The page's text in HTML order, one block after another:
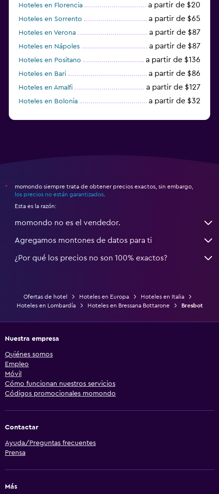
Hoteles en Florencia a partir de $20
Hoteles en Sorrento a partir de $65
Hoteles en Verona a partir de $87
Hoteles en Nápoles a partir de $87
Hoteles en Positano a partir de $136
Hoteles en Bari a partir de $86
Hoteles en Amalfi a partir de $127
Hoteles en Bolonia a partir de $32
*
momondo siempre trata de obtener precios exactos, sin embargo,
los precios no están garantizados
Esta es la razón:
momondo no es el vendedor.
Agregamos montones de datos para ti
¿Por qué los precios no son 100% exactos?
Ofertas de hotel Hoteles en Europa
Hoteles en Italia
Hoteles en Lombardía
Hoteles en Bressana Bottarone Bresbot
Nuestra empresa
Quiénes somos
Empleo
Móvil
Cómo funcionan nuestros servicios
Códigos promocionales momondo
Contactar
Ayuda/Preguntas frecuentes
Prensa
Más